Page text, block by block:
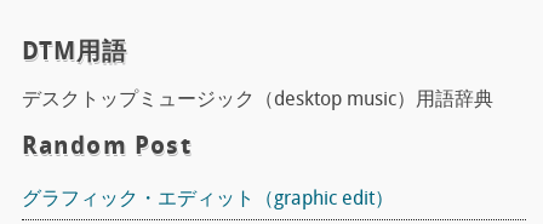
DTM用語
デスクトップミュージック（desktop music）用語辞典
Random Post
グラフィック・エディット（graphic edit）